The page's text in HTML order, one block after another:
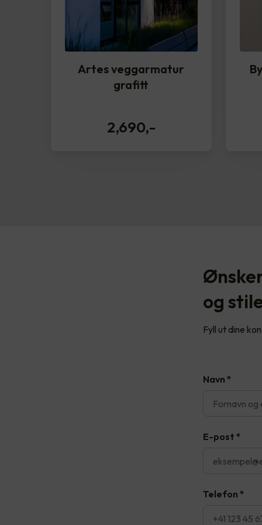
Artes veggarmatur
grafitt
2,690,-
og
Fyll ut dine
Navn *
E-post *
Telefon *